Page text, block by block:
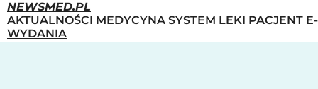
NEWSMED.PL
AKTUALNOŚCI MEDYCYNA SYSTEM LEKI PACJENT E-
WYDANIA